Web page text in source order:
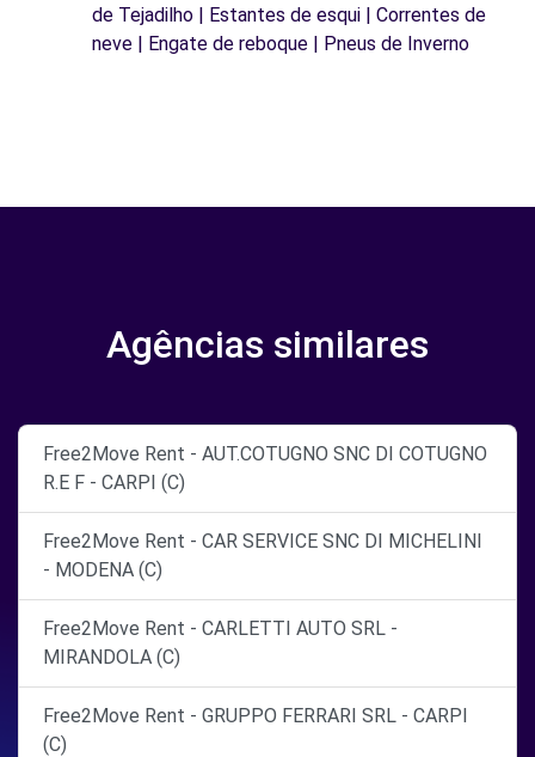
de Tejadilho | Estantes de esqui | Correntes de
neve | Engate de reboque | Pneus de Inverno
Agências similares
Free2Move Rent - AUT.COTUGNO SNC DI COTUGNO
R.E F - CARPI (C)
Free2Move Rent - CAR SERVICE SNC DI MICHELINI
- MODENA (C)
Free2Move Rent - CARLETTI AUTO SRL -
MIRANDOLA (C)
Free2Move Rent - GRUPPO FERRARI SRL - CARPI
(C)